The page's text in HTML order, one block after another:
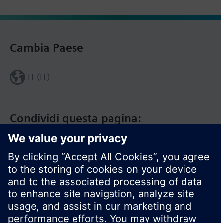
Condividi questa pagina:
Cambia Paese
IT (IT)